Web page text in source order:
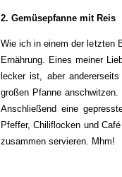
2. Gemüsepfanne mit Reis
Wie ich in einem der letzten
Ernährung. Eines meiner
lecker ist, aber
großen Pfanne
Anschließend eine
Pfeffer, Chiliflocken und
zusammen servieren. Mhm!